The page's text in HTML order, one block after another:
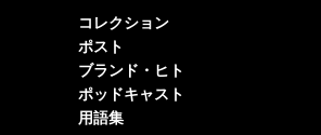
コレクション
ポスト
ブランド・ヒト
ポッドキャスト
用語集